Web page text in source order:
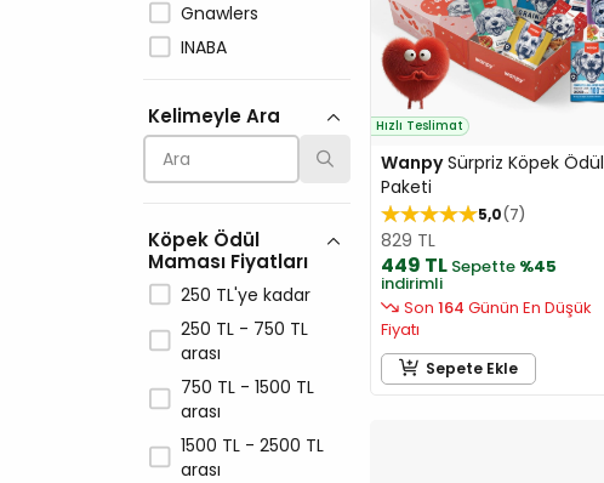
Gnawlers
INABA
M-Pets
Molly
N&D
Nutri
O'Dog
Pawise
Pedigree
PLATINUM
ProChoice
Profine
Kelimeyle Ara
Köpek Ödül
Maması Fiyatları
250 TL'ye kadar
250 TL - 750 TL
arası
750 TL - 1500 TL
arası
1500 TL - 2500 TL
arası
Hızlı Teslimat
WanpySürpriz Köpek Ödül
Paketi
5,0 7
829 TL
449 TL Sepette %45
indirimli
Son164 Günün En Düşük
Fiyatı
Sepete Ekle